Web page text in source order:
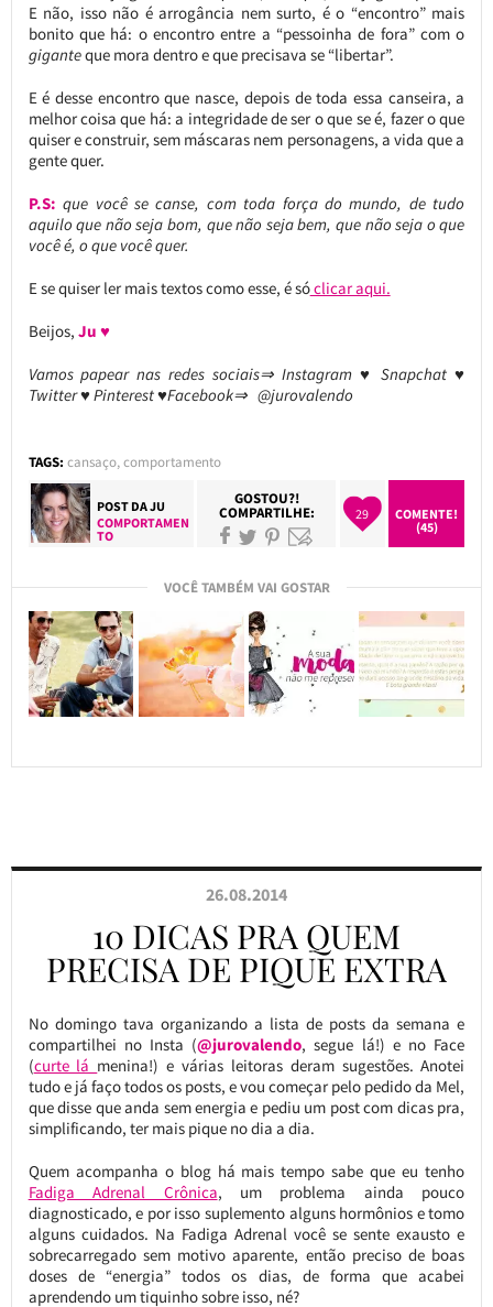
E não, isso não é arrogância nem surto, é o “encontro” mais
bonito que há: o encontro entre a “pessoinha de fora” com o
giganteque mora dentro e que precisava se “libertar”.
E é desse encontro que nasce, depois de toda essa canseira, a
melhor coisa que há: a integridade de ser o que se é, fazer o que
quiser e construir, sem máscaras nem personagens, a vida que a
gente quer.
P.S: que você se canse, com toda força do mundo, de tudo
aquilo que não seja bom, que não seja bem, que não seja o que
você é, o que você quer.
E se quiser ler mais textos como esse, é sóclicar aqui.
Beijos, Ju ♥
Vamos papear nas redes sociais⇒ Instagram ♥ Snapchat ♥
Twitter ♥ Pinterest ♥Facebook⇒ @jurovalendo
TAGS: cansaço,comportamento
POST DAJU
COMPORTAMEN
TO
GOSTOU?!
COMPARTILHE: 29
COMENTE!
(45)
VOCÊ TAMBÉM VAI GOSTAR
26.08.2014
10 DICAS PRA QUEM
PRECISA DE PIQUE EXTRA
No domingo tava organizando a lista de posts da semana e
compartilhei no Insta (@jurovalendo, segue lá!) e no Face
(curte lá menina!) e várias leitoras deram sugestões. Anotei
tudo e já faço todos os posts, e vou começar pelo pedido da Mel,
que disse que anda sem energia e pediu um post com dicas pra,
simplificando, ter mais pique no dia a dia.
Quem acompanha o blog há mais tempo sabe que eu tenho
Fadiga Adrenal Crônica, um problema ainda pouco
diagnosticado, e por isso suplemento alguns hormônios e tomo
alguns cuidados. Na Fadiga Adrenal você se sente exausto e
sobrecarregado sem motivo aparente, então preciso de boas
doses de “energia” todos os dias, de forma que acabei
aprendendo um tiquinho sobre isso, né?